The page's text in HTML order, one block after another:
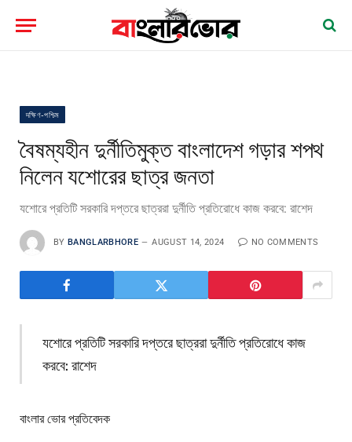
দক্ষিণ-পশ্চিম
বৈষম্যহীন দুর্নীতিমুক্ত বাংলাদেশ গড়ার শপথ
নিলেন যশোরের ছাত্র জনতা
যশোরে প্রতিটি সরকারি দপ্তরে ছাত্ররা দুর্নীতি প্রতিরোধে কাজ করবে: রাশেদ
BY BANGLARBHORE AUGUST 14, 2024 NO COMMENTS
যশোরে প্রতিটি সরকারি দপ্তরে ছাত্ররা দুর্নীতি প্রতিরোধে কাজ
করবে: রাশেদ
বাংলার ভোর প্রতিবেদক